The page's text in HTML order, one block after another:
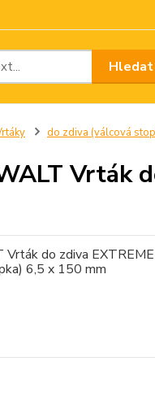
Hledat
do zdiva (válcová
Vrták